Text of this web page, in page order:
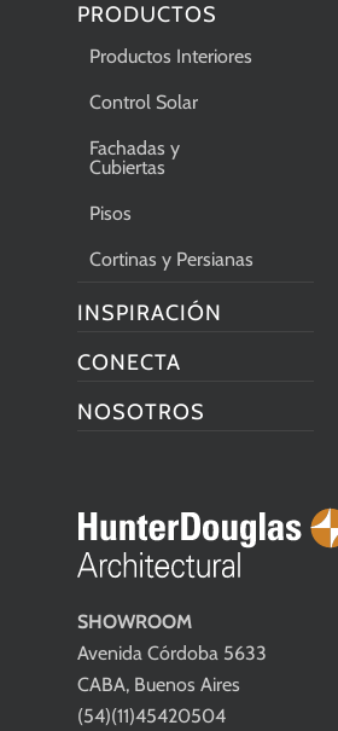
SHOWROOM
Avenida Córdoba 5633
CABA, Buenos Aires
(54)(11)45420504
PRODUCTOS
Productos Interiores
Control Solar
Fachadas y
Cubiertas
Pisos
Cortinas y Persianas
INSPIRACIÓN
CONECTA
NOSOTROS